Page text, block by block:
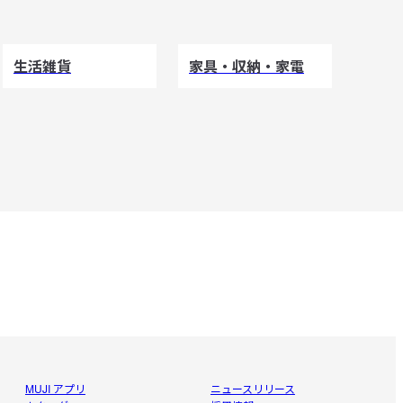
生活雑貨 家具・収納・家電
MUJI アプリ
ニュースリリース